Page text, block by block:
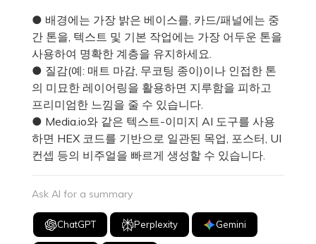
● 배경에는 가장 밝은 베이스를, 카드/패널에는 중
간 톤을, 텍스트 및 기본 작업에는 가장 어두운 톤을
사용하여 명확한 계층을 유지하세요.
● 질감(예: 매트 마감, 무코팅 종이)이나 인접한 톤
의 미묘한 레이어링을 활용하면 지루함을 피하고
프리미엄한 느낌을 줄 수 있습니다.
● Media.io와 같은 텍스트-이미지 AI 도구를 사용
하면 HEX 코드를 기반으로 일관된 목업, 포스터, UI
컨셉 등의 비주얼을 빠르게 생성할 수 있습니다.
Ask AI for a summary
ChatGPT Perplexity Gemini